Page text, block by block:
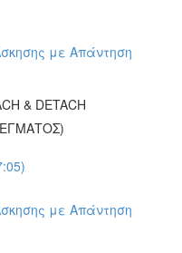
με Απάντηση
& DETACH
με Απάντηση